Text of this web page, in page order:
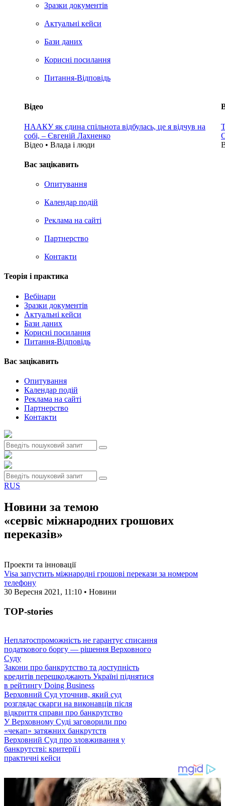
Зразки документів
Актуальні кейси
Бази даних
Корисні посилання
Питання-Відповідь
Відео
НААКУ як єдина спільнота відбулась, це я відчув на
собі, – Євгеній Лахненко
Відео • Влада i люди
Вас зацікавить
Опитування
Календар подій
Реклама на сайтi
Партнерство
Контакти
Теорія i практика
Вебінари
Зразки документів
Актуальні кейси
Бази даних
Корисні посилання
Питання-Відповідь
Вас зацiкавить
Опитування
Календар подій
Реклама на сайтi
Партнерство
Контакти
RUS
Новини за темою
«сервіс міжнародних грошових
переказів»
Проекти та інновації
Visa запустить міжнародні грошові перекази за номером
телефону
30 Вересня 2021, 11:10 • Новини
TOP-stories
Неплатоспроможність не гарантує списання
податкового боргу — рішення Верховного
Суду
Закони про банкрутство та доступність
кредитів перешкоджають Україні піднятися
в рейтингу Doing Business
Верховний Суд уточнив, який суд
розглядає скарги на виконавців після
відкриття справи про банкрутство
У Верховному Суді заговорили про
«чекап» затяжних банкрутств
Верховний Суд про зловживання у
банкрутстві: критерії і
практичні кейси